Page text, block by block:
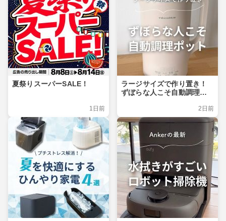
夏祭りスーパーSALE！
1日前
ラージサイズで作り置き！
ずぼらな人こそ自動調理ポ
2日前